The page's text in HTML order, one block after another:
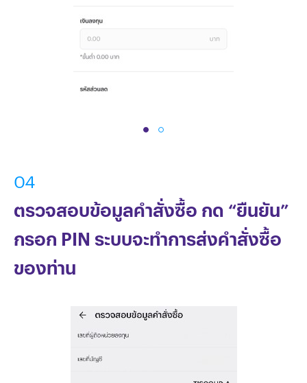
04
ตรวจสอบข้อมูลคำสั่งซื้อ กด “ยืนยัน”
กรอก PIN ระบบจะทำการส่งคำสั่งซื้อ
ของท่าน